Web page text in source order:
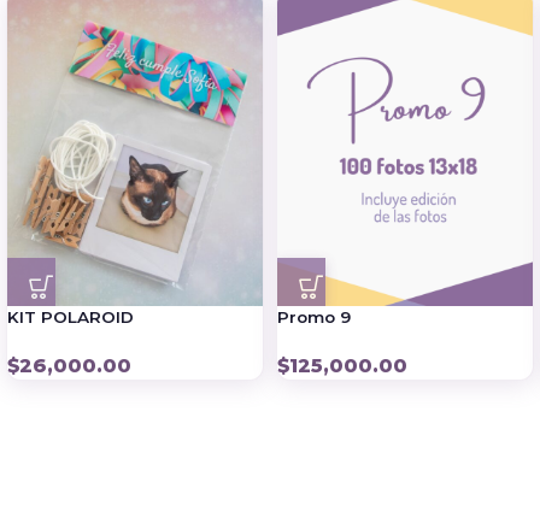
KIT POLAROID
$26,000.00
Promo 9
$125,000.00